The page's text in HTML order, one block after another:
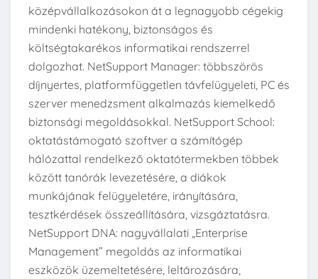
középvállalkozásokon át a legnagyobb cégekig
mindenki hatékony, biztonságos és
költségtakarékos informatikai rendszerrel
dolgozhat. NetSupport Manager: többszörös
díjnyertes, platformfüggetlen távfelügyeleti, PC és
szerver menedzsment alkalmazás kiemelkedő
biztonsági megoldásokkal. NetSupport School:
oktatástámogató szoftver a számítógép
hálózattal rendelkező oktatótermekben többek
között tanórák levezetésére, a diákok
munkájának felügyeletére, irányítására,
tesztkérdések összeállítására, vizsgáztatásra.
NetSupport DNA: nagyvállalati „Enterprise
Management” megoldás az informatikai
eszközök üzemeltetésére, leltározására,